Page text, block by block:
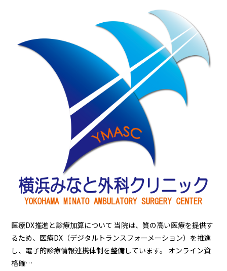
医療DX推進と診療加算について 当院は、質の高い医療を提供す
るため、医療DX（デジタルトランスフォーメーション）を推進
し、電子的診療情報連携体制を整備しています。 オンライン資
格確…